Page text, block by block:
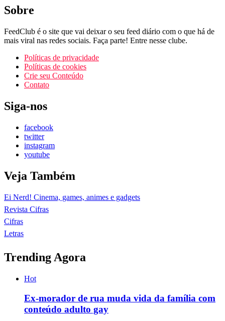
Sobre
FeedClub é o site que vai deixar o seu feed diário com o que há de
mais viral nas redes sociais. Faça parte! Entre nesse clube.
Políticas de privacidade
Políticas de cookies
Crie seu Conteúdo
Contato
Siga-nos
facebook
twitter
instagram
youtube
Veja Também
Ei Nerd! Cinema, games, animes e gadgets
Revista Cifras
Cifras
Letras
Trending Agora
Hot
Ex-morador de rua muda vida da família com
conteúdo adulto gay